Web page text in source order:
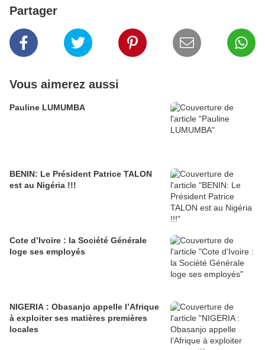
Partager
Vous aimerez aussi
Pauline LUMUMBA
BENIN: Le Président Patrice TALON
est au Nigéria !!!
Cote d’Ivoire : la Société Générale
loge ses employés
NIGERIA : Obasanjo appelle l’Afrique
à exploiter ses matières premières
locales